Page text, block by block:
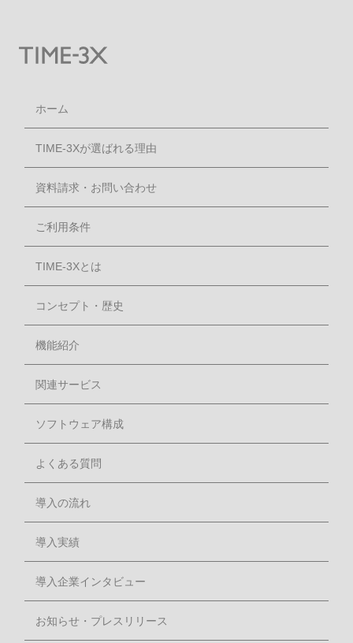
ホーム
TIME-3Xが選ばれる理由
資料請求・お問い合わせ
ご利用条件
TIME-3Xとは
コンセプト・歴史
機能紹介
関連サービス
ソフトウェア構成
よくある質問
導入の流れ
導入実績
導入企業インタビュー
お知らせ・プレスリリース